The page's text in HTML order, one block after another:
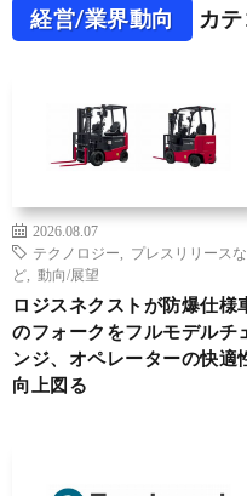
経営/業界動向 カ
2026.08.07
テクノロジー
プレスリリースな
ど
動向/展望
ロジスネクストが防爆仕様
のフォークをフルモデルチ
ンジ、オペレーターの快適
向上図る